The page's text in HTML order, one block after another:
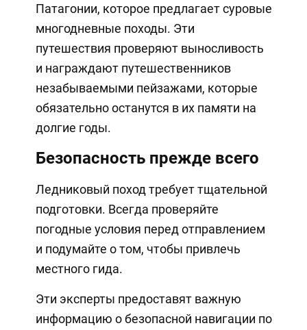
Патагонии, которое предлагает суровые
многодневные походы. Эти
путешествия проверяют выносливость
и награждают путешественников
незабываемыми пейзажами, которые
обязательно останутся в их памяти на
долгие годы.
Безопасность прежде всего
Ледниковый поход требует тщательной
подготовки. Всегда проверяйте
погодные условия перед отправлением
и подумайте о том, чтобы привлечь
местного гида.
Эти эксперты предоставят важную
информацию о безопасной навигации по